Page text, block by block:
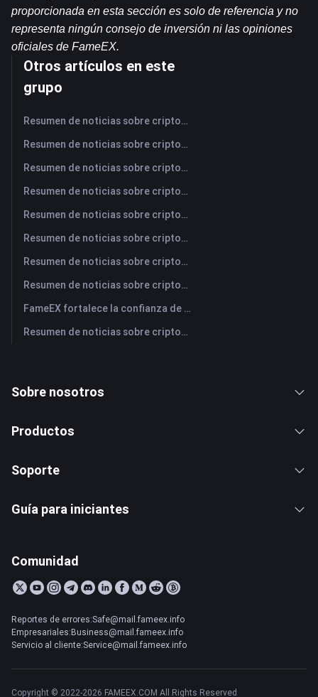
proporcionada en esta sección es solo de referencia y no
representa ningún consejo de inversión ni las opiniones
oficiales de FameEX.
Otros artículos en este
grupo
Resumen de noticias sobre criptomonedas de FameEX de hoy | 7 de agosto de 2026
Resumen de noticias sobre criptomonedas de FameEX de hoy | 6 de agosto de 2026
Resumen de noticias sobre criptomonedas de FameEX de hoy | 5 de agosto de 2026
Resumen de noticias sobre criptomonedas de FameEX de hoy | 4 de agosto de 2026
Resumen de noticias sobre criptomonedas de FameEX de hoy | 3 de agosto de 2026
Resumen de noticias sobre criptomonedas de FameEX de hoy | 31 de julio de 2026
Resumen de noticias sobre criptomonedas de FameEX de hoy | 30 de julio de 2026
Resumen de noticias sobre criptomonedas de FameEX de hoy | 29 de julio de 2026
FameEX fortalece la confianza de los usuarios a través de ocho años de operaciones estables y crecimiento global
Resumen de noticias sobre criptomonedas de FameEX de hoy | 28 de julio de 2026
Sobre nosotros
Productos
Soporte
Guía para iniciantes
Comunidad
Reportes de errores:Safe@mail.fameex.info
Empresariales:Business@mail.fameex.info
Servicio al cliente:Service@mail.fameex.info
Copyright © 2022-2026 FAMEEX.COM All Rights Reserved